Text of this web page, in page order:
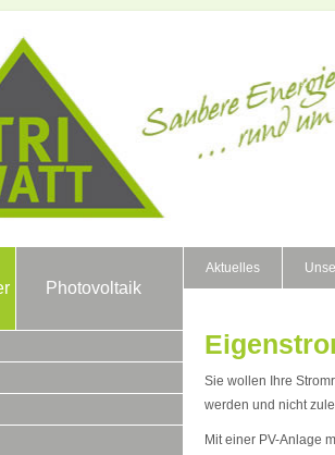
Photovoltaik
Aktuelles
Sie wollen Ihre
werden und nicht
Mit einer PV-Anlage